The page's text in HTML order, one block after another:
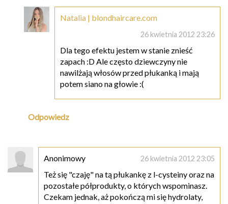
Natalia | blondhaircare.com
26 kwietnia 2012 23:26
Dla tego efektu jestem w stanie znieść
zapach :D Ale często dziewczyny nie
nawilżają włosów przed płukanką i mają
potem siano na głowie :(
Odpowiedz
Anonimowy 26 kwietnia 2012 23:05
Też się "czaję" na tą płukankę z l-cysteiny oraz na
pozostałe półprodukty, o których wspominasz.
Czekam jednak, aż pokończą mi się hydrolaty,